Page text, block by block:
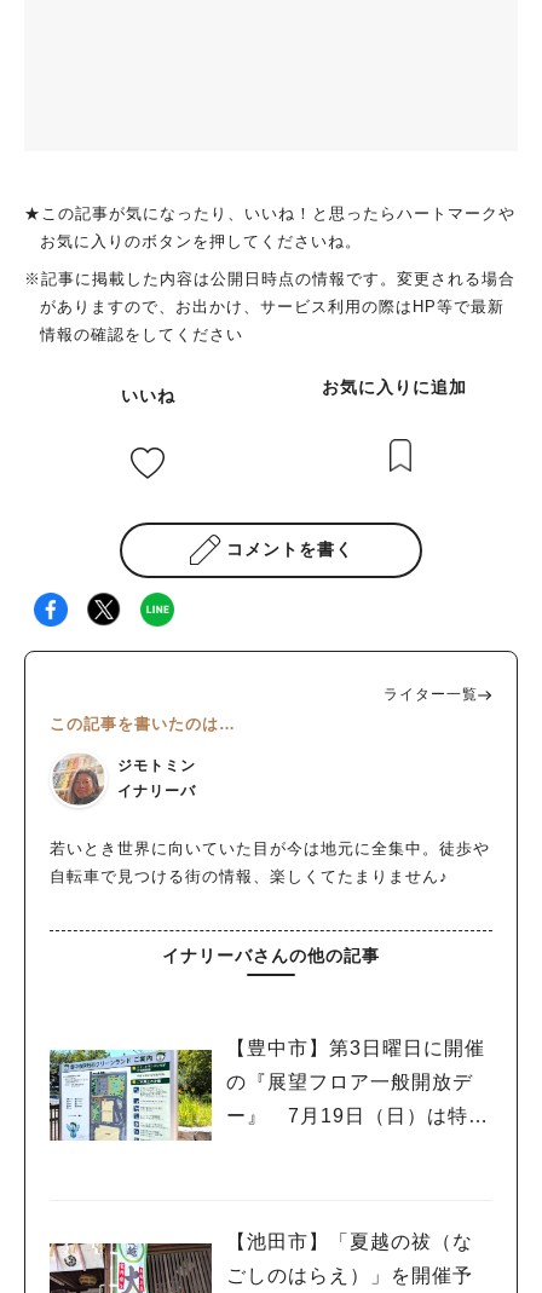
★この記事が気になったり、いいね！と思ったらハートマークや
お気に入りのボタンを押してくださいね。
※記事に掲載した内容は公開日時点の情報です。変更される場合
がありますので、お出かけ、サービス利用の際はHP等で最新
情報の確認をしてください
いいね お気に入りに追加
コメントを書く
ライター一覧
この記事を書いたのは…
ジモトミン
イナリーバ
若いとき世界に向いていた目が今は地元に全集中。徒歩や
自転車で見つける街の情報、楽しくてたまりません♪
イナリーバさんの他の記事
【豊中市】第3日曜日に開催
の『展望フロア一般開放デ
ー』 7月19日（日）は特別
【池田市】「夏越の祓（な
ごしのはらえ）」を開催予